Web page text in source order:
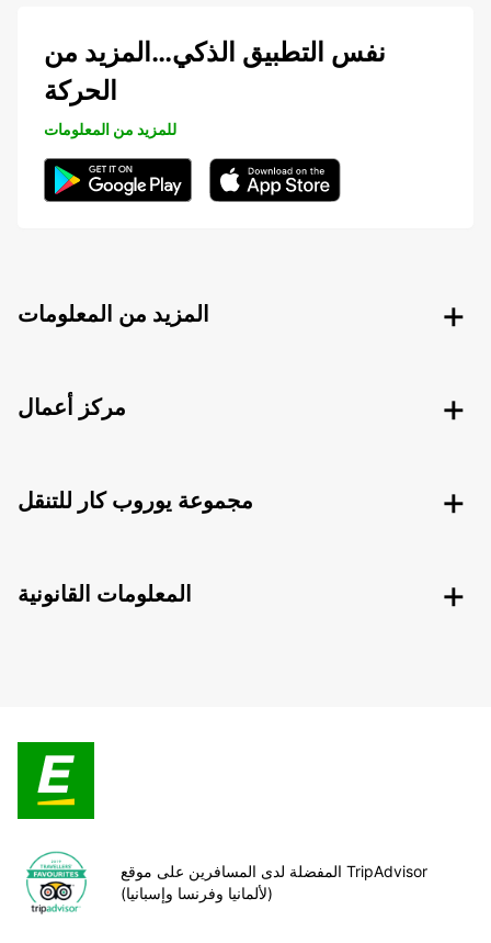
نفس التطبيق الذكي…المزيد من
الحركة
للمزيد من المعلومات
المزيد من المعلومات
مركز أعمال
مجموعة يوروب كار للتنقل
المعلومات القانونية
المفضلة لدى المسافرين على موقع TripAdvisor
(لألمانيا وفرنسا وإسبانيا)